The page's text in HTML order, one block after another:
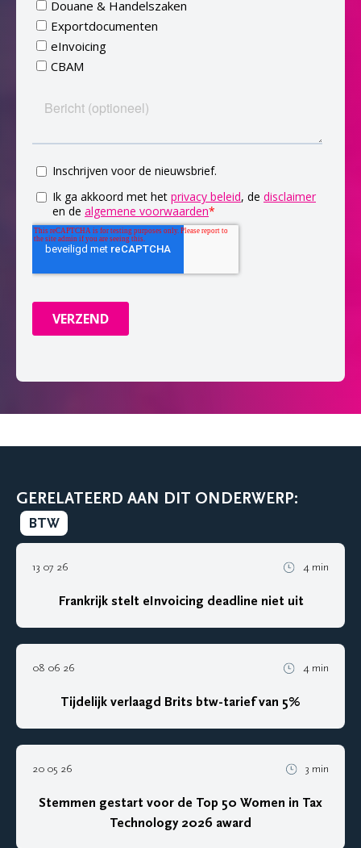
GERELATEERD AAN DIT ONDERWERP:
BTW
13 07 26 4 min
Frankrijk stelt eInvoicing deadline niet uit
08 06 26 4 min
Tijdelijk verlaagd Brits btw-tarief van 5%
20 05 26 3 min
Stemmen gestart voor de Top 50 Women in Tax
Technology 2026 award